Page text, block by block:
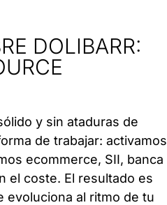
DOLIBARR:
y sin ataduras de
de trabajar: activamos
ecommerce, SII, banca
el coste. El resultado es
evoluciona al ritmo de tu